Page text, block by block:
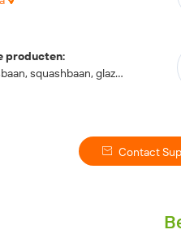
producten:
Paddle-tennisbaan, squashbaan, glazen achterwandbeslag, straalmondstuk, kunstgras en gras,
Contact